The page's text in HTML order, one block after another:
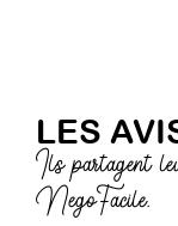
LES
Ils partagent
NegoFacile.